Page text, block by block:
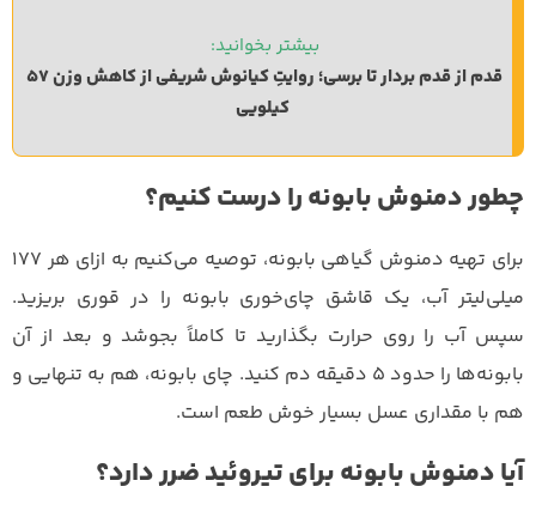
بیشتر بخوانید:
کیلویی
چطور دمنوش بابونه را درست کنیم؟
برای تهیه دمنوش گیاهی بابونه، توصیه می‌کنیم به ازای هر ۱۷۷
میلی‌لیتر آب، یک قاشق چای‌خوری بابونه را در قوری بریزید.
سپس آب را روی حرارت بگذارید تا کاملاً بجوشد و بعد از آن
بابونه‌ها را حدود ۵ دقیقه دم کنید. چای بابونه، هم به تنهایی و
هم با مقداری عسل بسیار خوش طعم است.
آیا دمنوش بابونه برای تیروئید ضرر دارد؟